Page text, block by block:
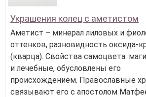
Украшения колец с аметистом
Аметист – минерал лиловых и
оттенков, разновидность оксида-
(кварца). Свойства самоцвета:
и лечебные, обусловлены его
происхождением. Православные
связывают его с апостолом